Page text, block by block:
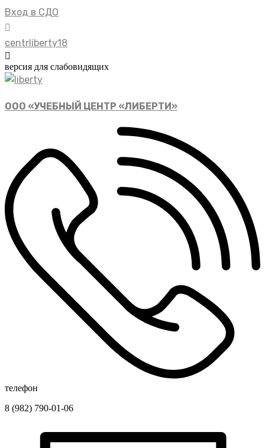
Вход в СДО
centrliberty18
версия для слабовидящих
ООО «УЧЕБНЫЙ ЦЕНТР «ЛИБЕРТИ»
телефон
8 (982) 790-01-06